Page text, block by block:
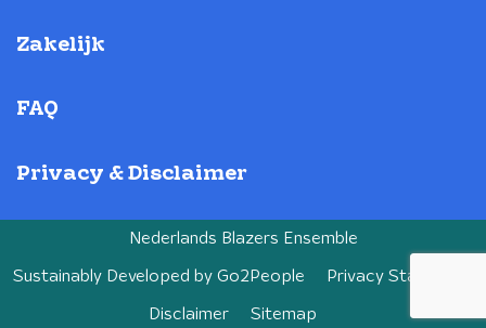
Zakelijk
FAQ
Privacy & Disclaimer
Nederlands Blazers Ensemble
Sustainably Developed by Go2People Privacy Statement
Disclaimer Sitemap